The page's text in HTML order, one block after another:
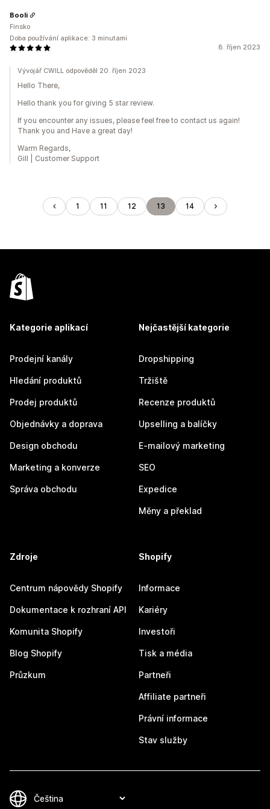
8. říjen 2023
Booli
Finsko
Doba používání aplikace: 3 minutami
Vývojář CWILL odpověděl 20. říjen 2023
Hello There,
Hello thank you for giving 5 star review.
If you encounter any issues, please feel free to contact us again!
Thank you and Have a great day!
Warm Regards,
Gill | Customer Support
1 11 12 13 14
Kategorie aplikací
Prodejní kanály
Hledání produktů
Prodej produktů
Objednávky a doprava
Design obchodu
Marketing a konverze
Správa obchodu
Nejčastější kategorie
Dropshipping
Tržiště
Recenze produktů
Upselling a balíčky
E-mailový marketing
SEO
Expedice
Měny a překlad
Zdroje
Centrum nápovědy Shopify
Dokumentace k rozhraní API
Komunita Shopify
Blog Shopify
Průzkum
Shopify
Informace
Kariéry
Investoři
Tisk a média
Partneři
Affiliate partneři
Právní informace
Stav služby